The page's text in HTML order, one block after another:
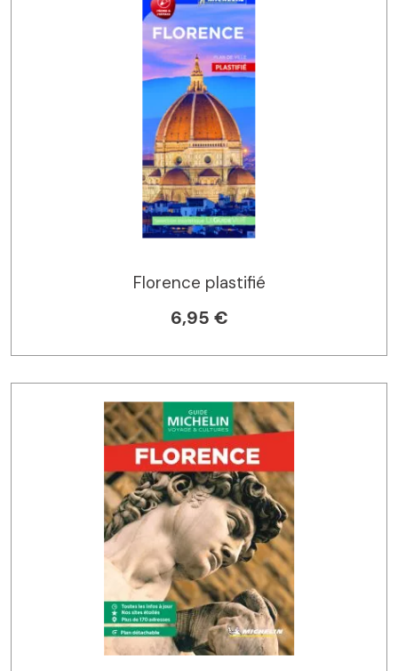
Florence plastifié
6,95 €